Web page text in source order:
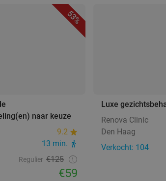
53%
naar keuze
9.2
13 min.
Regulier €125
€59
Luxe
Renova Clinic
Den Haag
Verkocht: 104